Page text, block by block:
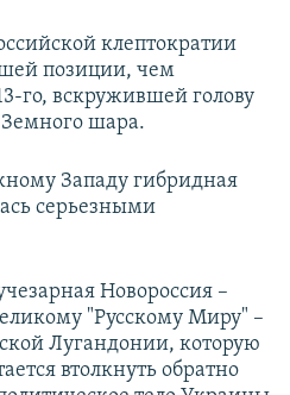
клептократии
позиции, чем
го, вскружившей голову
шара.
Западу гибридная
серьезными
Новороссия –
"Русскому Миру" –
Лугандонии, которую
втолкнуть обратно